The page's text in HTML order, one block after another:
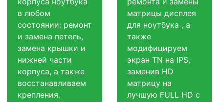
в любом
состоянии: ремонт
и замена петель,
замена крышки и
нижней части
корпуса, а также
восстанавливаем
крепления.
матрицы дисплея
для ноутбука , а
также
модифицируем
экран TN на IPS,
заменив HD
матрицу на
лучшую FULL HD c